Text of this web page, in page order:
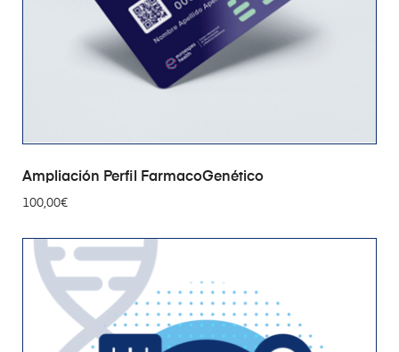
AÑADIR AL CARRITO
Ampliación Perfil FarmacoGenético
100,00€